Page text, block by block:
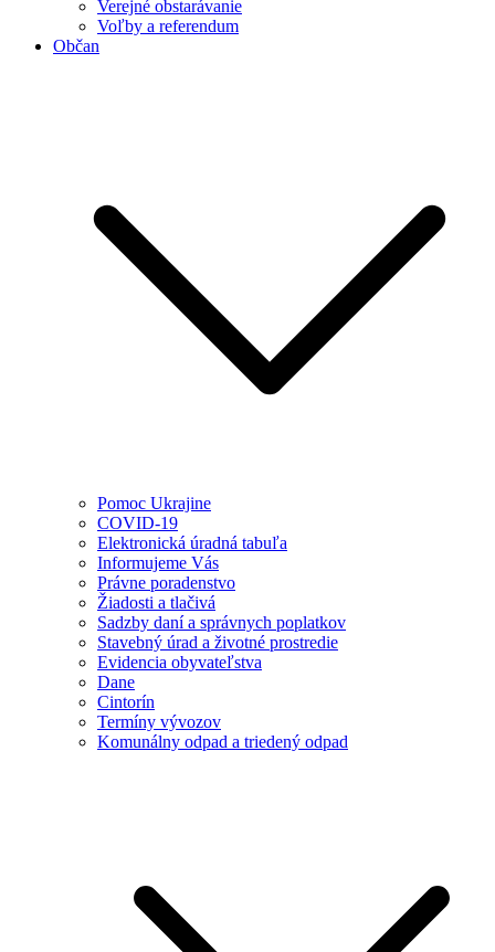
Verejné obstarávanie
Voľby a referendum
Občan
Pomoc Ukrajine
COVID-19
Elektronická úradná tabuľa
Informujeme Vás
Právne poradenstvo
Žiadosti a tlačivá
Sadzby daní a správnych poplatkov
Stavebný úrad a životné prostredie
Evidencia obyvateľstva
Dane
Cintorín
Termíny vývozov
Komunálny odpad a triedený odpad